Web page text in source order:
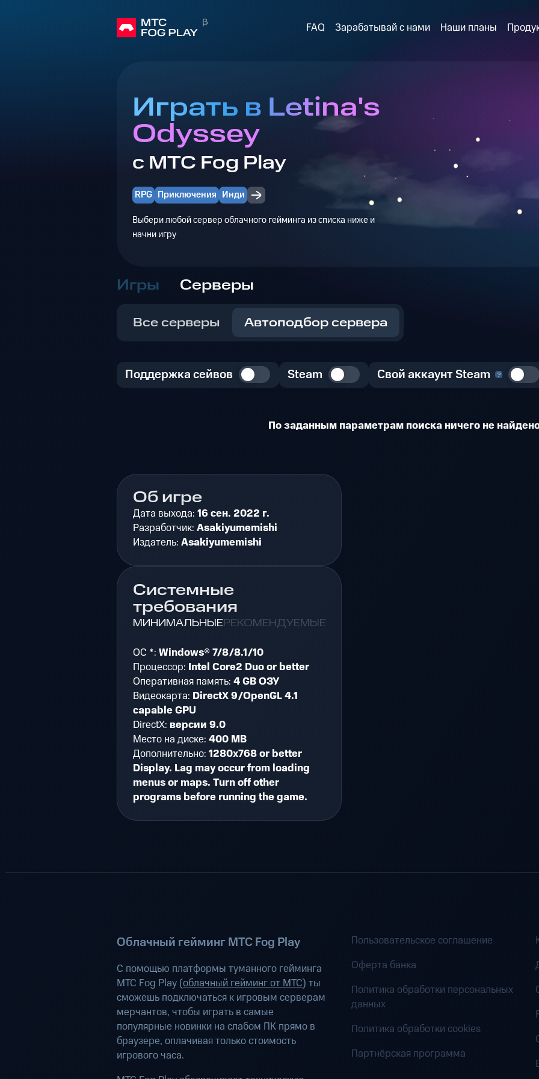
FAQ Зарабатывай с нами Наши планы
Играть в Letina's
Odyssey
с МТС Fog Play
RPG Приключения Инди
Выбери любой сервер облачного гейминга из списка ниже и
начни игру
Игры Серверы
Все серверы Автоподбор сервера
Поддержка сейвов Steam Свой аккаунт Steam
По заданным параметрам поиска ничего не
Об игре
Дата выхода: 16 сен. 2022 г.
Разработчик: Asakiyumemishi
Издатель: Asakiyumemishi
Системные
требования
МИНИМАЛЬНЫЕРЕКОМЕНДУЕМЫЕ
ОС *: Windows® 7/8/8.1/10
Процессор: Intel Core2 Duo or better
Оперативная память: 4 GB ОЗУ
Видеокарта: DirectX 9/OpenGL 4.1
capable GPU
DirectX: версии 9.0
Место на диске: 400 MB
Дополнительно: 1280x768 or better
Display. Lag may occur from loading
menus or maps. Turn off other
programs before running the game.
Облачный гейминг МТС Fog Play
С помощью платформы туманного гейминга
МТС Fog Play (облачный гейминг от МТС) ты
сможешь подключаться к игровым серверам
мерчантов, чтобы играть в самые
популярные новинки на слабом ПК прямо в
браузере, оплачивая только стоимость
игрового часа.
Пользовательское соглашение
Оферта банка
Политика обработки персональных
данных
Политика обработки cookies
Партнёрская программа